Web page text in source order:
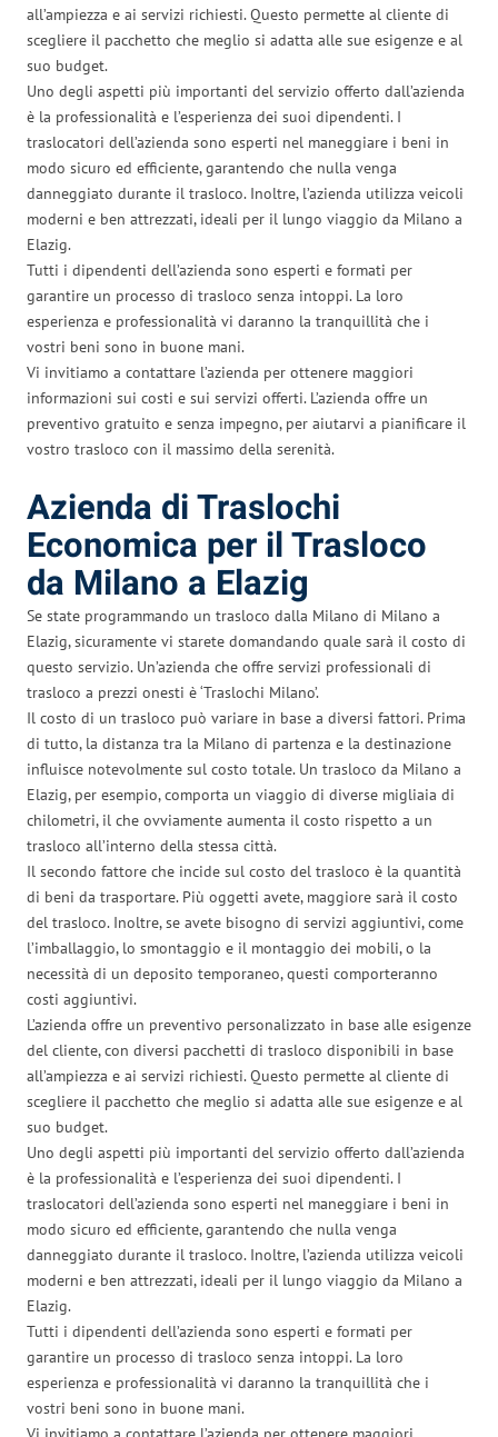
all’ampiezza e ai servizi richiesti. Questo permette al cliente di
scegliere il pacchetto che meglio si adatta alle sue esigenze e al
suo budget.
Uno degli aspetti più importanti del servizio offerto dall’azienda
è la professionalità e l’esperienza dei suoi dipendenti. I
traslocatori dell’azienda sono esperti nel maneggiare i beni in
modo sicuro ed efficiente, garantendo che nulla venga
danneggiato durante il trasloco. Inoltre, l’azienda utilizza veicoli
moderni e ben attrezzati, ideali per il lungo viaggio da Milano a
Elazig.
Tutti i dipendenti dell’azienda sono esperti e formati per
garantire un processo di trasloco senza intoppi. La loro
esperienza e professionalità vi daranno la tranquillità che i
vostri beni sono in buone mani.
Vi invitiamo a contattare l’azienda per ottenere maggiori
informazioni sui costi e sui servizi offerti. L’azienda offre un
preventivo gratuito e senza impegno, per aiutarvi a pianificare il
vostro trasloco con il massimo della serenità.
Azienda di Traslochi
Economica per il Trasloco
da Milano a Elazig
Se state programmando un trasloco dalla Milano di Milano a
Elazig, sicuramente vi starete domandando quale sarà il costo di
questo servizio. Un’azienda che offre servizi professionali di
trasloco a prezzi onesti è ‘Traslochi Milano’.
Il costo di un trasloco può variare in base a diversi fattori. Prima
di tutto, la distanza tra la Milano di partenza e la destinazione
influisce notevolmente sul costo totale. Un trasloco da Milano a
Elazig, per esempio, comporta un viaggio di diverse migliaia di
chilometri, il che ovviamente aumenta il costo rispetto a un
trasloco all’interno della stessa città.
Il secondo fattore che incide sul costo del trasloco è la quantità
di beni da trasportare. Più oggetti avete, maggiore sarà il costo
del trasloco. Inoltre, se avete bisogno di servizi aggiuntivi, come
l’imballaggio, lo smontaggio e il montaggio dei mobili, o la
necessità di un deposito temporaneo, questi comporteranno
costi aggiuntivi.
L’azienda offre un preventivo personalizzato in base alle esigenze
del cliente, con diversi pacchetti di trasloco disponibili in base
all’ampiezza e ai servizi richiesti. Questo permette al cliente di
scegliere il pacchetto che meglio si adatta alle sue esigenze e al
suo budget.
Uno degli aspetti più importanti del servizio offerto dall’azienda
è la professionalità e l’esperienza dei suoi dipendenti. I
traslocatori dell’azienda sono esperti nel maneggiare i beni in
modo sicuro ed efficiente, garantendo che nulla venga
danneggiato durante il trasloco. Inoltre, l’azienda utilizza veicoli
moderni e ben attrezzati, ideali per il lungo viaggio da Milano a
Elazig.
Tutti i dipendenti dell’azienda sono esperti e formati per
garantire un processo di trasloco senza intoppi. La loro
esperienza e professionalità vi daranno la tranquillità che i
vostri beni sono in buone mani.